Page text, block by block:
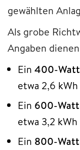
gewählten
Als grobe
Angaben
Ein 400-
etwa 2,6 kWh
Ein 600-
etwa 3,2 kWh
Ein 800-